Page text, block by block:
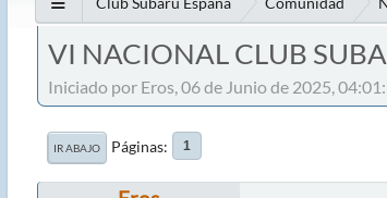
VI NACIONAL CLUB
Iniciado por Eros, 06 de Junio de 2025,
IR ABAJO Páginas 1